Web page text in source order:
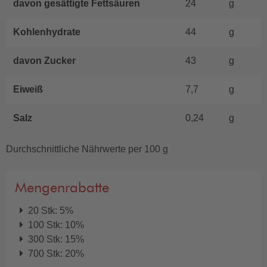
davon gesättigte Fettsäuren 24 g
Kohlenhydrate 44 g
davon Zucker 43 g
Eiweiß 7,7 g
Salz 0,24 g
Durchschnittliche Nährwerte per 100 g
Mengenrabatte
20 Stk: 5%
100 Stk: 10%
300 Stk: 15%
700 Stk: 20%